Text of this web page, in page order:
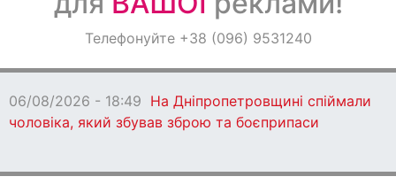
ОголошенняТелефонуйте +38 (096) 9531240
06/08/2026 - 18:49 На Дніпропетровщині спіймали
чоловіка, який збував зброю та боєприпаси